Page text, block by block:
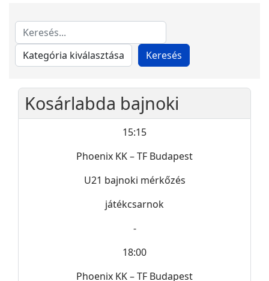
Kosárlabda bajnoki
15:15
Phoenix KK – TF Budapest
U21 bajnoki mérkőzés
játékcsarnok
-
18:00
Phoenix KK – TF Budapest